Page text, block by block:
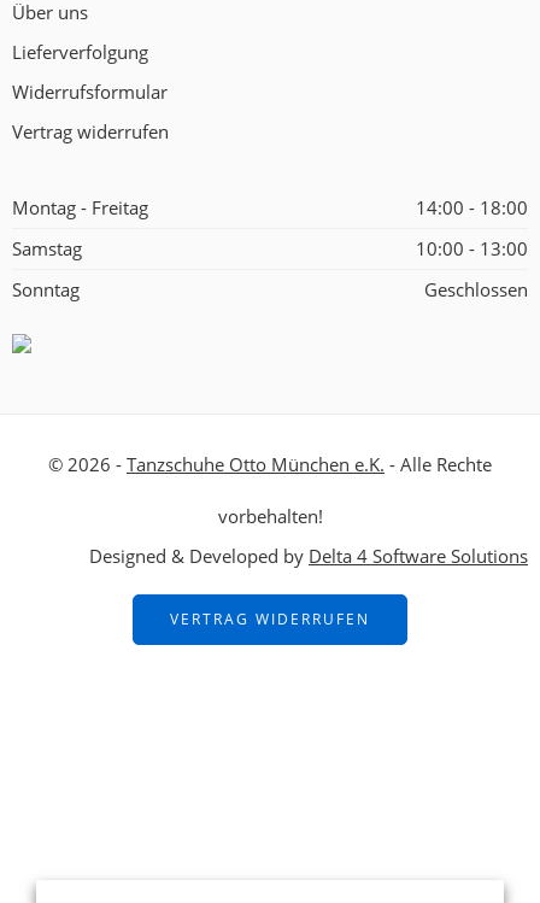
Über uns
Lieferverfolgung
Widerrufsformular
Vertrag widerrufen
Montag - Freitag
14:00 - 18:00
Samstag
10:00 - 13:00
Sonntag
Geschlossen
© 2026 - Tanzschuhe Otto München e.K. - Alle Rechte
vorbehalten!
Designed & Developed by Delta 4 Software Solutions
VERTRAG WIDERRUFEN